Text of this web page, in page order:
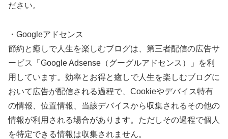
ださい。
・Googleアドセンス
節約と癒しで人生を楽しむブログは、第三者配信の広告サ
ービス「Google Adsense（グーグルアドセンス）」を利
用しています。効率とお得と癒しで人生を楽しむブログに
おいて広告が配信される過程で、Cookieやデバイス特有
の情報、位置情報、当該デバイスから収集されるその他の
情報が利用される場合があります。ただしその過程で個人
を特定できる情報は収集されません。